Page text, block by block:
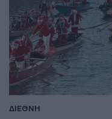
ΔΙΕΘΝΗ